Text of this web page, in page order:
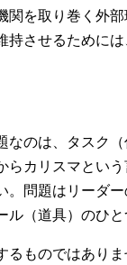
を取り巻く外
させるために
なのは、タスク
カリスマとい
。問題はリーダ
（道具）のひと
るものではあり